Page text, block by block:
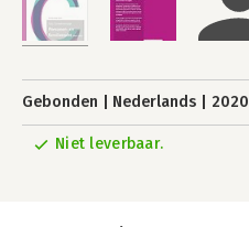
Gebonden Nederlands 2020
Niet leverbaar.